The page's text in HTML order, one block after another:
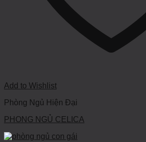
Add to Wishlist
Phòng Ngủ Hiện Đại
PHONG NGỦ CELICA